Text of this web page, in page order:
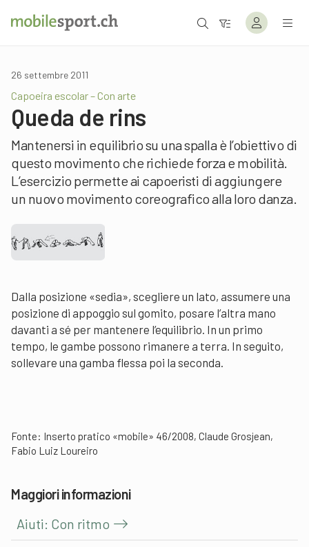
26 settembre 2011
Capoeira escolar – Con arte
Queda de rins
Mantenersi in equilibrio su una spalla è l’obiettivo di
questo movimento che richiede forza e mobilità.
L’esercizio permette ai capoeristi di aggiungere
un nuovo movimento coreografico alla loro danza.
Dalla posizione «sedia», scegliere un lato, assumere una
posizione di appoggio sul gomito, posare l’altra mano
davanti a sé per mantenere l’equilibrio. In un primo
tempo, le gambe possono rimanere a terra. In seguito,
sollevare una gamba flessa poi la seconda.
Fonte: Inserto pratico «mobile» 46/2008, Claude Grosjean,
Fabio Luiz Loureiro
Maggiori informazioni
Aiuti: Con ritmo